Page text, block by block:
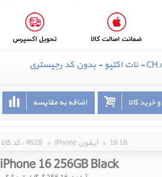
اضافه به مقایسه خرید کالا
کد کالا : 4628 » iPhone آیفون » 16 16
iPhone 16 256GB Black